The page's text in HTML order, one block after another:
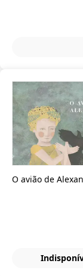
O avião de